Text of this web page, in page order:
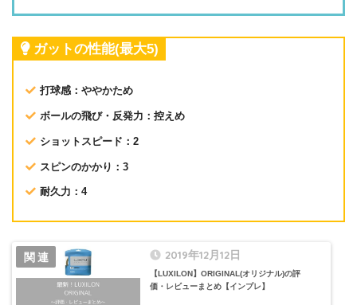
ガットの性能(最大5)
打球感：ややかため
ボールの飛び・反発力：控えめ
ショットスピード：2
スピンのかかり：3
耐久力：4
2019年12月12日
【LUXILON】ORIGINAL(オリジナル)の評
価・レビューまとめ【インプレ】